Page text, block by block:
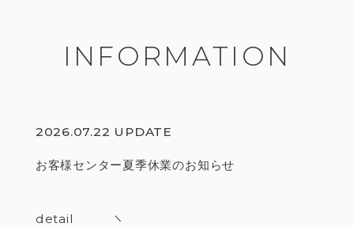
INFORMATION
2026.07.22 UPDATE
お客様センター夏季休業のお知らせ
detail